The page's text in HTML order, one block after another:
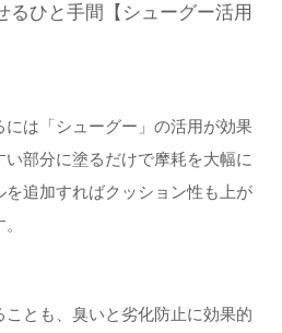
るひと手間【シューグー活用
は「シューグー」の活用が効果
部分に塗るだけで摩耗を大幅に
追加すればクッション性も上が
とも、臭いと劣化防止に効果的